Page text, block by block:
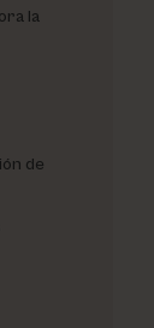
la
de